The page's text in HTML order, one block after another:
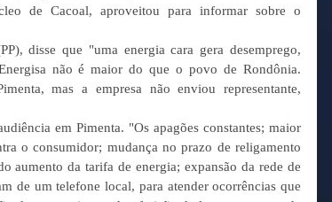
de Cacoal, aproveitou para informar sobre o
disse que "uma energia cara gera desemprego,
não é maior do que o povo de Rondônia.
mas a empresa não enviou representante,
em Pimenta. "Os apagões constantes; maior
o consumidor; mudança no prazo de religamento
aumento da tarifa de energia; expansão da rede de
de um telefone local, para atender ocorrências que